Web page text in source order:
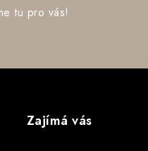
tu pro vás!
Zajímá vás